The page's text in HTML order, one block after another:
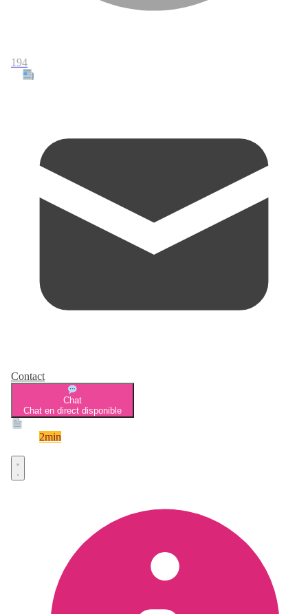
194
Contact
Chat
Chat en direct disponible
2min